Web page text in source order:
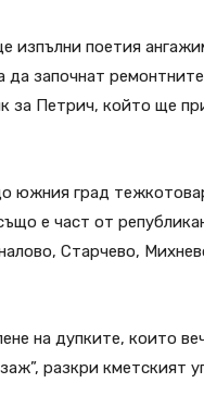
изпълни поетия
да започнат
за Петрич, който ще
южния град
е част от
Старчево,
на дупките, които
разкри кметският